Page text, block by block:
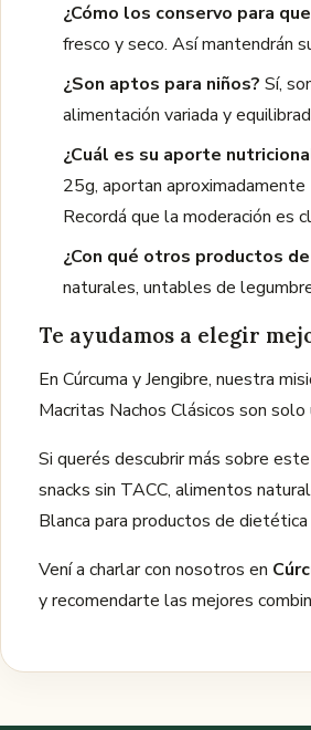
¿Cómo los conservo para
fresco y seco. Así mantendrán
¿Son aptos para niños? Sí,
alimentación variada y
¿Cuál es su aporte
25g, aportan
Recordá que la moderación es
¿Con qué otros productos
naturales, untables de
Te ayudamos a elegir
En Cúrcuma y Jengibre, nuestra
Macritas Nachos Clásicos son
Si querés descubrir más sobre
snacks sin TACC, alimentos
Blanca para productos de dietética
Vení a charlar con nosotros en
y recomendarte las mejores